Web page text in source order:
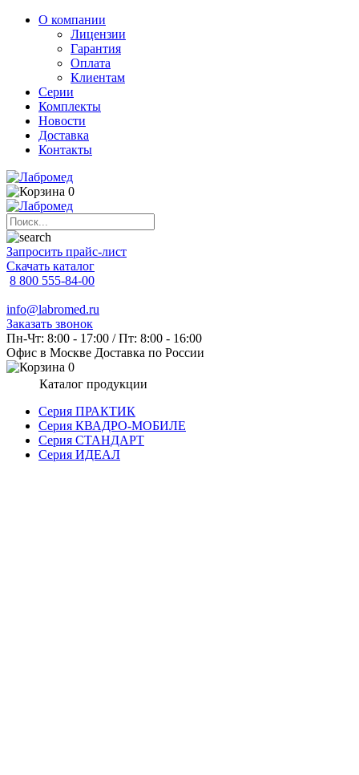
О компании
Лицензии
Гарантия
Оплата
Клиентам
Серии
Комплекты
Новости
Доставка
Контакты
0
Запросить прайс-лист
Скачать каталог
8 800 555-84-00
info@labromed.ru
Заказать звонок
Пн-Чт: 8:00 - 17:00 / Пт: 8:00 - 16:00
Офис в Москве Доставка по России
0
Каталог продукции
Серия ПРАКТИК
Серия КВАДРО-МОБИЛЕ
Серия СТАНДАРТ
Серия ИДЕАЛ